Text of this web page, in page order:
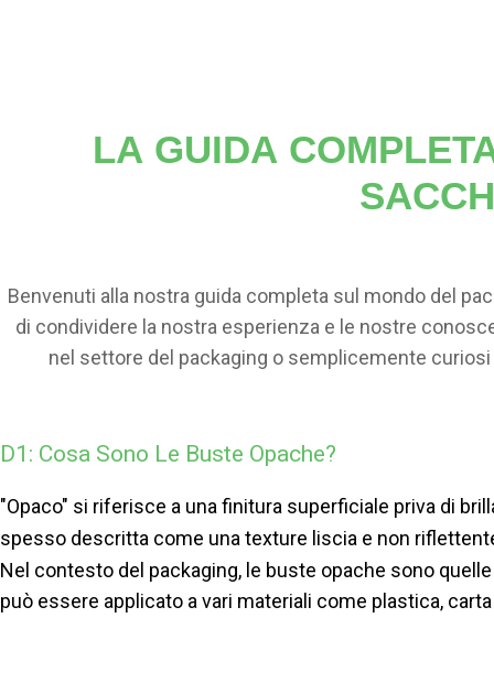
LA GUIDA
Benvenuti alla nostra guida completa sul mondo del
di condividere la nostra esperienza e le nostre
nel settore del packaging o semplicemente
D1: Cosa Sono Le Buste Opache?
"Opaco" si riferisce a una finitura superficiale priva di
spesso descritta come una texture liscia e non
Nel contesto del packaging, le buste opache sono
può essere applicato a vari materiali come plastica,